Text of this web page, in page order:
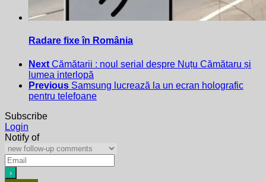
Radare fixe în România
Next Cămătarii : noul serial despre Nuțu Cămătaru și
lumea interlopă
Previous Samsung lucrează la un ecran holografic
pentru telefoane
Subscribe
Login
Notify of